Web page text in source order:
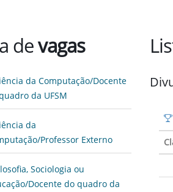
devagas
da Computação/Docente
da UFSM
da
Professor Externo
Sociologia ou
Docente do quadro da